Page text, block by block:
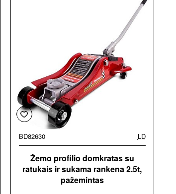
BD82630 LD
Žemo profilio domkratas su
ratukais ir sukama rankena 2.5t,
pažemintas